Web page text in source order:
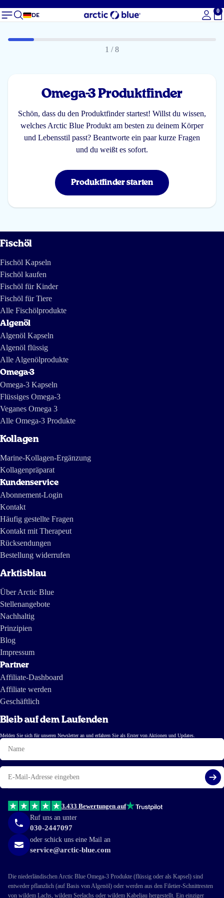
DE
0
1 / 8
Omega-3 Produktfinder
Schön, dass du den Produktfinder startest! Willst du wissen,
welches Arctic Blue Produkt am besten zu deinem Körper
und Lebensstil passt? Beantworte ein paar kurze Fragen
und du weißt es sofort.
Produktfinder starten
Fischöl
Fischöl Kapseln
Fischöl kaufen
Fischöl für Kinder
Fischöl für Tiere
Alle Fischölprodukte
Algenöl
Algenöl Kapseln
Algenöl flüssig
Alle Algenölprodukte
Omega-3
Omega-3 Kapseln
Flüssiges Omega-3
Veganes Omega 3
Alle Omega-3 Produkte
Kollagen
Marine-Kollagen-Ergänzung
Kollagenpräparat
Kundenservice
Abonnement-Login
Kontakt
Häufig gestellte Fragen
Kontakt mit Therapeut
Rücksendungen
Bestellung widerrufen
Arktisblau
Über Arctic Blue
Stellenangebote
Nachhaltig
Prinzipien
Blog
Impressum
Partner
Affiliate-Dashboard
Affiliate werden
Geschäftlich
Bleib auf dem Laufenden
Melden Sie sich für unseren Newsletter an und erfahren Sie als Erster von Aktionen und Updates.
Name
E-
Mail
3.433 Bewertungen auf
Ruf uns an unter
030-2447097
oder schick uns eine Mail an
service@arctic-blue.com
Die niederländischen Arctic Blue Omega-3 Produkte (flüssig oder als Kapsel) sind
entweder pflanzlich (auf Basis von Algenöl) oder werden aus den Filetier-Schnittresten
von wildem Lachs, wildem Seelachs oder wildem Kabeljau hergestellt. Ein einziger